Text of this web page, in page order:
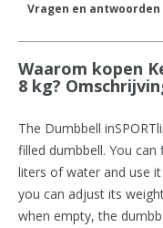
Vragen en antwoorden
Waarom kopen
8 kg?
The Dumbbell
filled dumbbell. You
liters of water and use
you can adjust its
when empty, the